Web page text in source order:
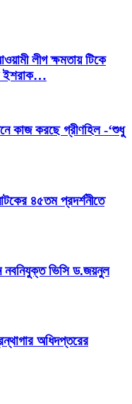
লীগ ক্ষমতায় টিকে
ইশরাক…
কাজ করছে গ্রীণহিল -‘শুধু
৪৫তম প্রদর্শনীতে
নবনিযুক্ত ভিসি ড.জয়নুল
অধিদপ্তরের